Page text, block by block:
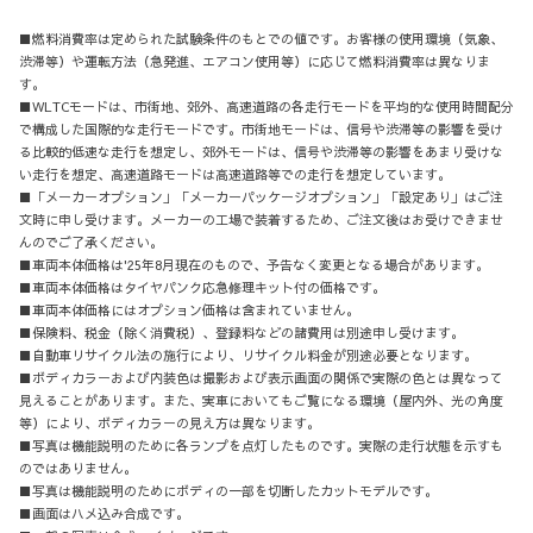
■燃料消費率は定められた試験条件のもとでの値です。お客様の使用環境（気象、
渋滞等）や運転方法（急発進、エアコン使用等）に応じて燃料消費率は異なりま
す。
■WLTCモードは、市街地、郊外、高速道路の各走行モードを平均的な使用時間配分
で構成した国際的な走行モードです。市街地モードは、信号や渋滞等の影響を受け
る比較的低速な走行を想定し、郊外モードは、信号や渋滞等の影響をあまり受けな
い走行を想定、高速道路モードは高速道路等での走行を想定しています。
■「メーカーオプション」「メーカーパッケージオプション」「設定あり」はご注
文時に申し受けます。メーカーの工場で装着するため、ご注文後はお受けできませ
んのでご了承ください。
■車両本体価格は'25年8月現在のもので、予告なく変更となる場合があります。
■車両本体価格はタイヤパンク応急修理キット付の価格です。
■車両本体価格にはオプション価格は含まれていません。
■保険料、税金（除く消費税）、登録料などの諸費用は別途申し受けます。
■自動車リサイクル法の施行により、リサイクル料金が別途必要となります。
■ボディカラーおよび内装色は撮影および表示画面の関係で実際の色とは異なって
見えることがあります。また、実車においてもご覧になる環境（屋内外、光の角度
等）により、ボディカラーの見え方は異なります。
■写真は機能説明のために各ランプを点灯したものです。実際の走行状態を示すも
のではありません。
■写真は機能説明のためにボディの一部を切断したカットモデルです。
■画面はハメ込み合成です。